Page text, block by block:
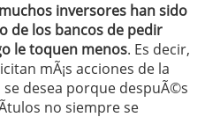
muchos inversores han sido
de los bancos de pedir
le toquen menos. Es decir,
mÃ¡s acciones de la
se desea porque despuÃ©s
no siempre se